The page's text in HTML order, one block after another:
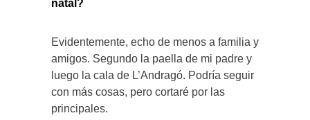
natal?
Evidentemente, echo de menos a familia y
amigos. Segundo la paella de mi padre y
luego la cala de L’Andragó. Podría seguir
con más cosas, pero cortaré por las
principales.